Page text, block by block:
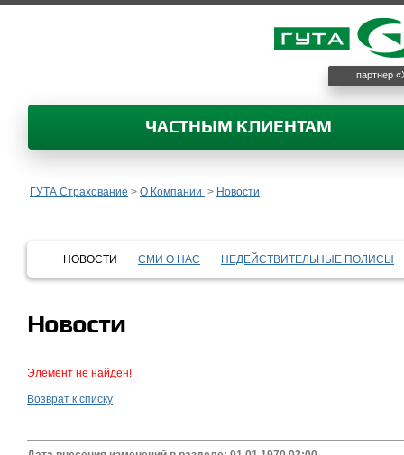
партнер
ЧАСТНЫМ КЛИЕНТАМ
ГУТА Страхование > О Компании > Новости
НОВОСТИ СМИ О НАС НЕДЕЙСТВИТЕЛЬНЫЕ ПОЛИСЫ
Новости
Элемент не найден!
Возврат к списку